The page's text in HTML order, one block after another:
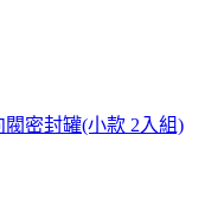
密封罐(小款 2入組)